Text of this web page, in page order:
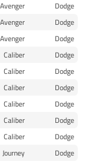
Dodge
Avenger
Dodge
Avenger
Dodge
Avenger
Dodge
Caliber
Dodge
Caliber
Dodge
Caliber
Dodge
Caliber
Dodge
Caliber
Dodge
Caliber
Dodge
Journey